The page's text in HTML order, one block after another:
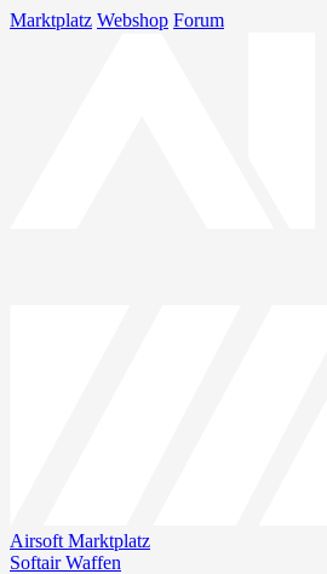
Marktplatz Webshop Forum
Airsoft Marktplatz
Softair Waffen